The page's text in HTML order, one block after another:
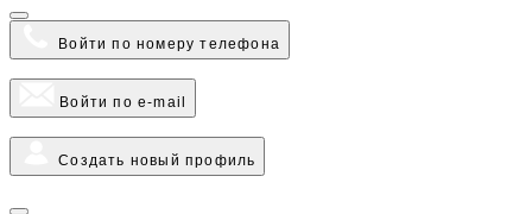
Войти по номеру телефона
Войти по e-mail
Создать новый профиль